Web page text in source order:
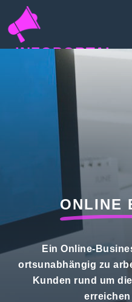
INFOPORTAL
QN7
ONLINE
Ein Online-
ortsunabhängig zu
Kunden rund um